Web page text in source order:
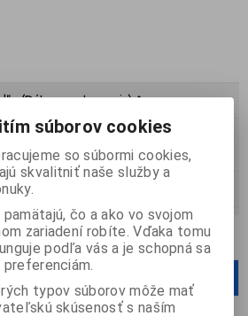
(Dátumu vytvorenia)
z1Celkom
na stránku 12 24 36
súborov cookies
so súbormi cookies,
skvalitniť naše služby a
čo a ako vo svojom
zariadení robíte. Vďaka tomu
podľa vás a je schopná sa
typov súborov môže mať
skúsenosť s naším